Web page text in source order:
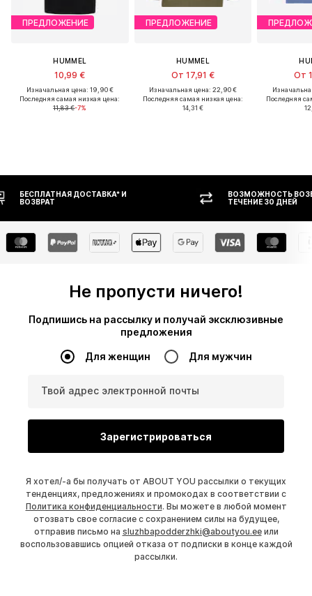
ПРЕДЛОЖЕНИЕ
HUMMEL
10,99 €
Изначальная цена: 19,90 €
Последняя самая низкая цена:
11,83 €-7%
ПРЕДЛОЖЕНИЕ
HUMMEL
От 17,91 €
Изначальная цена: 22,90 €
Последняя самая низкая цена:
14,31 €
От
Последняя
ВОЗМОЖНОСТЬ ВОЗВРАТА В
Не пропусти ничего!
Подпишись на рассылку и получай эксклюзивные
предложения
Для женщин Для мужчин
Твой адрес электронной почты
Зарегистрироваться
Я хотел/-а бы получать от ABOUT YOU рассылки о текущих
тенденциях, предложениях и промокодах в соответствии с
Политика конфиденциальности. Вы можете в любой момент
отозвать свое согласие с сохранением силы на будущее,
отправив письмо на sluzhbapodderzhki@aboutyou.eeили
воспользовавшись опцией отказа от подписки в конце каждой
рассылки.